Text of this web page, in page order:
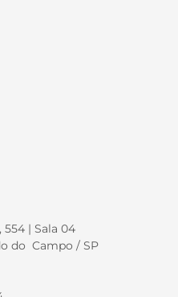
554 | Sala 04
do Campo / SP